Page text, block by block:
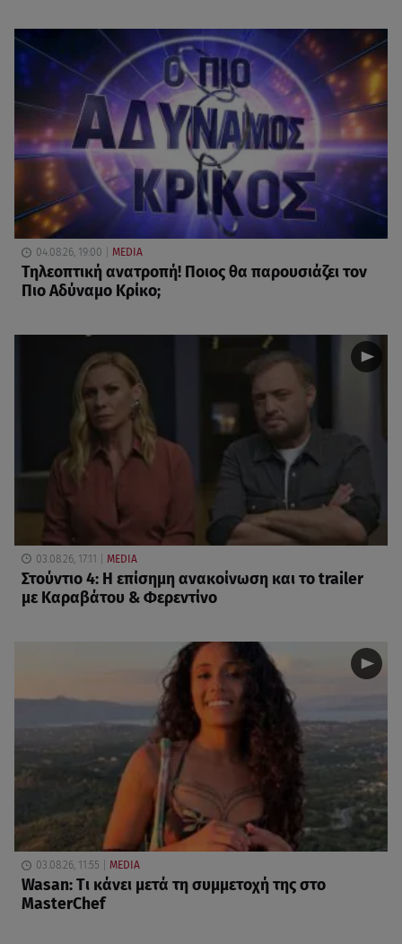
04.08.26, 19:00 MEDIA
Τηλεοπτική ανατροπή! Ποιος θα παρουσιάζει τον
Πιο Αδύναμο Κρίκο;
03.08.26, 17:11 MEDIA
Στούντιο 4: Η επίσημη ανακοίνωση και το trailer
με Καραβάτου & Φερεντίνο
03.08.26, 11:55 MEDIA
Wasan: Tι κάνει μετά τη συμμετοχή της στο
MasterChef